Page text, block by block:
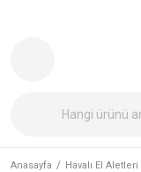
Anasayfa Havalı El Aletleri